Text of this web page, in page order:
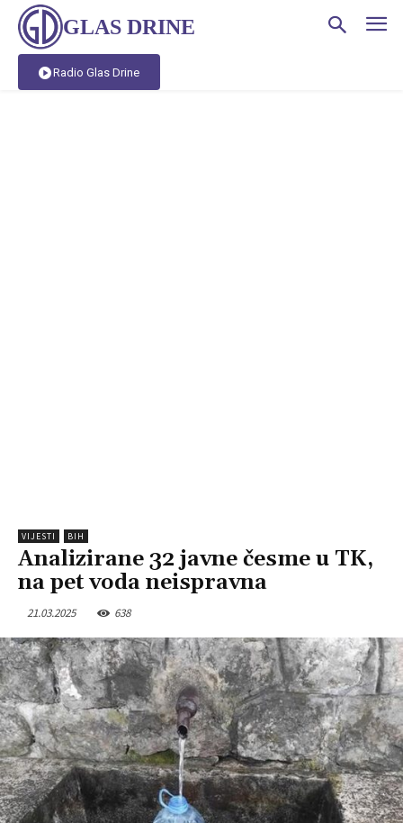
GLAS DRINE
Radio Glas Drine
VIJESTI BIH
Analizirane 32 javne česme u TK,
na pet voda neispravna
21.03.2025 638